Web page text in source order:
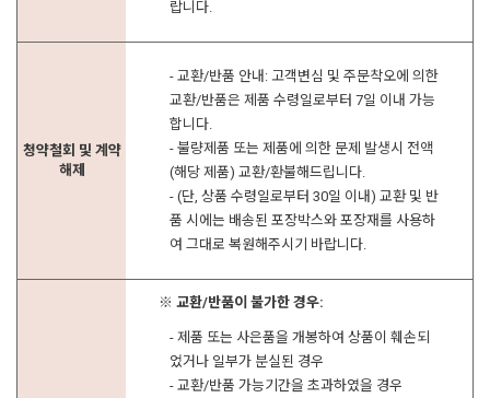
랍니다.
청약철회 및 계약
해제
- 교환/반품 안내: 고객변심 및 주문착오에 의한
교환/반품은 제품 수령일로부터 7일 이내 가능
합니다.
- 불량제품 또는 제품에 의한 문제 발생시 전액
(해당 제품) 교환/환불해드립니다.
- (단, 상품 수령일로부터 30일 이내) 교환 및 반
품 시에는 배송된 포장박스와 포장재를 사용하
여 그대로 복원해주시기 바랍니다.
※ 교환/반품이 불가한 경우:
- 제품 또는 사은품을 개봉하여 상품이 훼손되
었거나 일부가 분실된 경우
- 교환/반품 가능기간을 초과하였을 경우